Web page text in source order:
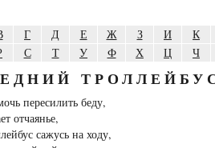
Г Д Е Ж З И К
С Т У Ф Х Ц Ч
пересилить беду,
отчаянье,
сажусь на ходу,